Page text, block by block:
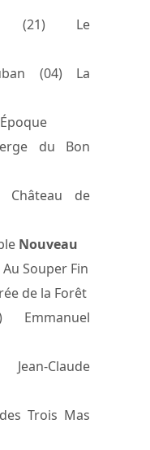
(21) Le
(04) La
du Bon
Château de
Nouveau
Souper Fin
de la Forêt
Emmanuel
Claude
Trois Mas